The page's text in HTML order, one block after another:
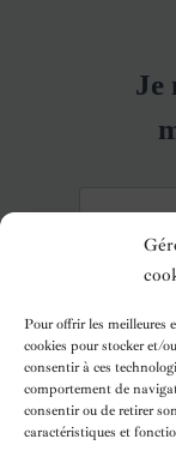
Pour offrir les meilleures
cookies pour stocker et/
consentir à ces
comportement de
consentir ou de retirer
caractéristiques et